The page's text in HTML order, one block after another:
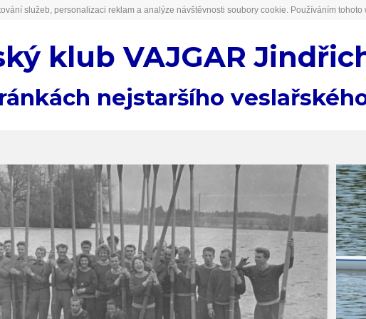
služeb, personalizaci reklam a analýze návštěvnosti soubory cookie. Používáním tohoto
klub VAJGAR
nejstaršího